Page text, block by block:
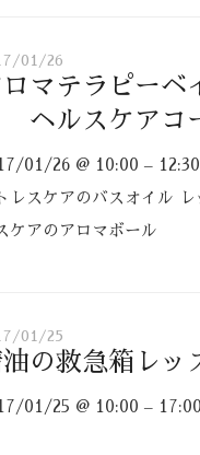
01/26
ロマテラピーベ
ヘルスケアコ
01/26 @ 10:00 – 12:30
レスケアのバスオイル レ
ケアのアロマボール
01/25
の救急箱レッ
01/25 @ 10:00 –